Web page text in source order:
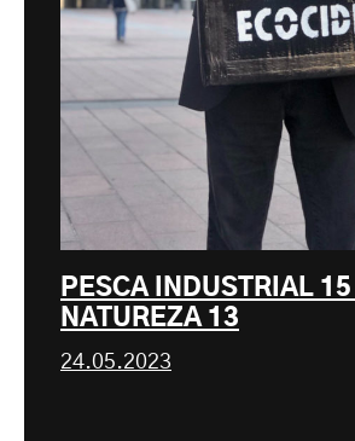
PESCA INDUSTRIAL
NATUREZA 13
24.05.2023